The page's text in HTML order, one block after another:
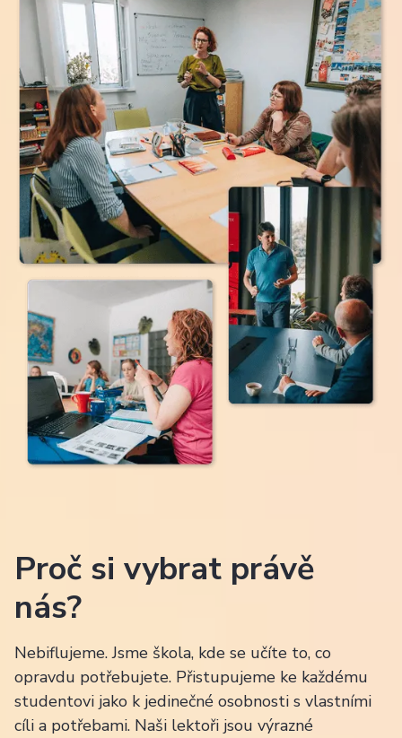
Proč si vybrat právě
nás?
Nebiflujeme. Jsme škola, kde se učíte to, co
opravdu potřebujete. Přistupujeme ke každému
studentovi jako k jedinečné osobnosti s vlastními
cíli a potřebami. Naši lektoři jsou výrazné